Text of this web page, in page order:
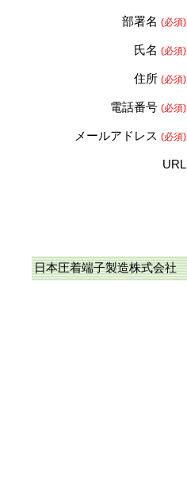
部署名 (必須)
氏名 (必須)
住所 (必須)
電話番号 (必須)
メールアドレス (必須)
URL
日本圧着端子製造株式会社